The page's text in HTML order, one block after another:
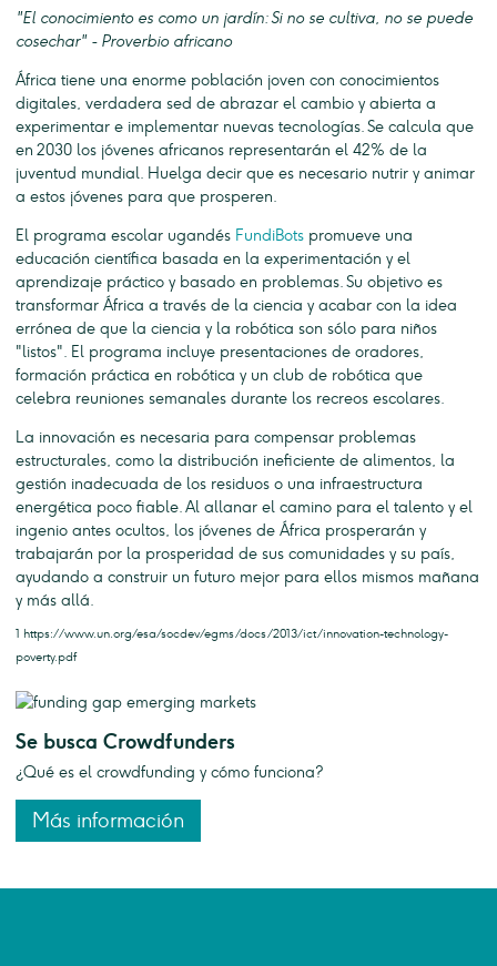
"El conocimiento es como un jardín: Si no se cultiva, no se puede
cosechar" - Proverbio africano
África tiene una enorme población joven con conocimientos
digitales, verdadera sed de abrazar el cambio y abierta a
experimentar e implementar nuevas tecnologías. Se calcula que
en 2030 los jóvenes africanos representarán el 42% de la
juventud mundial. Huelga decir que es necesario nutrir y animar
a estos jóvenes para que prosperen.
El programa escolar ugandés FundiBots promueve una
educación científica basada en la experimentación y el
aprendizaje práctico y basado en problemas. Su objetivo es
transformar África a través de la ciencia y acabar con la idea
errónea de que la ciencia y la robótica son sólo para niños
"listos". El programa incluye presentaciones de oradores,
formación práctica en robótica y un club de robótica que
celebra reuniones semanales durante los recreos escolares.
La innovación es necesaria para compensar problemas
estructurales, como la distribución ineficiente de alimentos, la
gestión inadecuada de los residuos o una infraestructura
energética poco fiable. Al allanar el camino para el talento y el
ingenio antes ocultos, los jóvenes de África prosperarán y
trabajarán por la prosperidad de sus comunidades y su país,
ayudando a construir un futuro mejor para ellos mismos mañana
y más allá.
1 https://www.un.org/esa/socdev/egms/docs/2013/ict/innovation-technology-
poverty.pdf
Se busca Crowdfunders
¿Qué es el crowdfunding y cómo funciona?
Más información